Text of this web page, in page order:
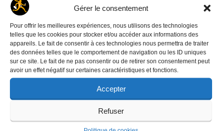
Gérer le consentement
Pour offrir les meilleures expériences, nous utilisons des technologies
telles que les cookies pour stocker et/ou accéder aux informations des
appareils. Le fait de consentir à ces technologies nous permettra de traiter
des données telles que le comportement de navigation ou les ID uniques
sur ce site. Le fait de ne pas consentir ou de retirer son consentement peut
avoir un effet négatif sur certaines caractéristiques et fonctions.
Accepter
Refuser
Ils nous soutiennent